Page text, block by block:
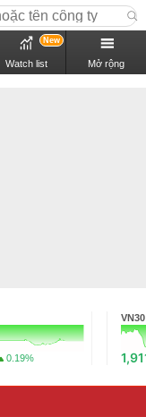
Watch list
New
Mở rộng
0.19%
VN30